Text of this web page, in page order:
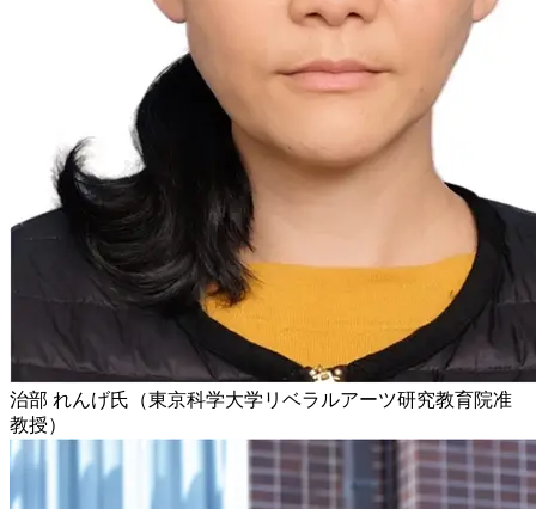
治部 れんげ氏（東京科学大学リベラルアーツ研究教育院准
教授）